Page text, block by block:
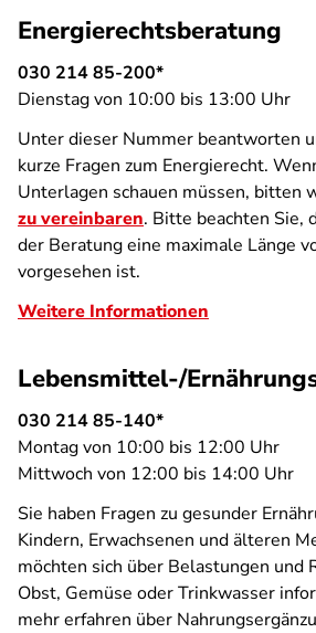
Energierechtsberatung
030 214 85-200*
Dienstag von 10:00 bis 13:00 Uhr
Unter dieser Nummer beantworten
kurze Fragen zum Energierecht.
Unterlagen schauen müssen, bitten
zu vereinbaren. Bitte beachten Sie,
der Beratung eine maximale Länge
vorgesehen ist.
Weitere Informationen
Lebensmittel-/
030 214 85-140*
Montag von 10:00 bis 12:00 Uhr
Mittwoch von 12:00 bis 14:00 Uhr
Sie haben Fragen zu gesunder
Kindern, Erwachsenen und älteren
möchten sich über Belastungen und
Obst, Gemüse oder Trinkwasser
mehr erfahren über